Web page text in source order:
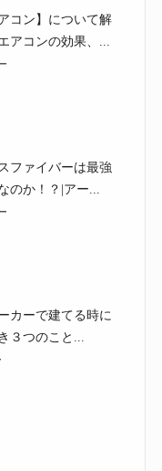
コン】について解
アコンの効果、...
ファイバーは最強
のか！？|アー...
カーで建てる時に
３つのこと...